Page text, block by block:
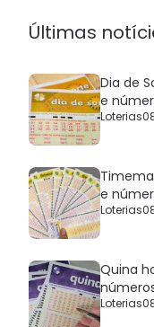
Últimas
Dia de
e
Loterias
e
Loterias
Quina
Loterias